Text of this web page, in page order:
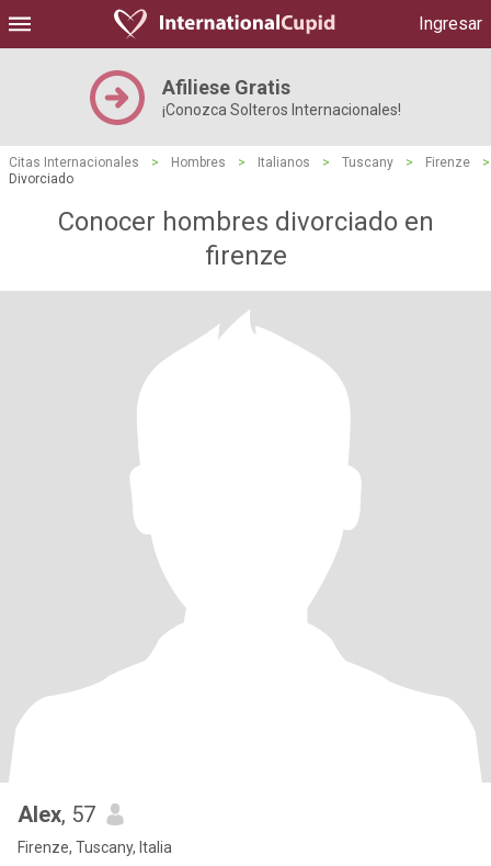
Ingresar
Afiliese Gratis
¡Conozca Solteros Internacionales!
Citas Internacionales > Hombres > Italianos > Tuscany > Firenze
>
Divorciado
Conocer hombres divorciado en
firenze
Alex, 57
Firenze, Tuscany, Italia